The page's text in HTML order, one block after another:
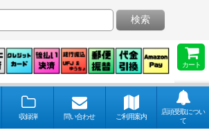
カート
検索
収録弾 問い合わせ ご利用案内
店頭受取につい
て